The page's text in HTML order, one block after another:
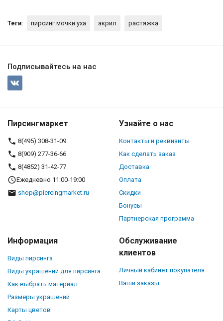
Теги: пирсинг мочки уха акрил растяжка
Подписывайтесь на нас
Пирсингмаркет
8(495) 308-31-09
8(909) 277-36-66
8(4852) 31-42-77
Ежедневно 11:00-19:00
shop@piercingmarket.ru
Узнайте о нас
Контакты и реквизиты
Как сделать заказ
Доставка
Оплата
Скидки
Бонусы
Партнерская программа
Информация
Виды пирсинга
Виды украшений для пирсинга
Как выбрать материал
Размеры украшений
Карты цветов
Обслуживание
клиентов
Личный кабинет покупателя
Ваши заказы